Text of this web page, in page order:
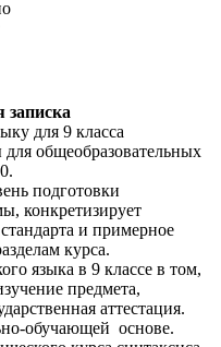
записка
для 9 класса
общеобразовательных
подготовки
конкретизирует
и примерное
курса.
языка в 9 классе в том,
предмета,
аттестация.
обучающей основе.